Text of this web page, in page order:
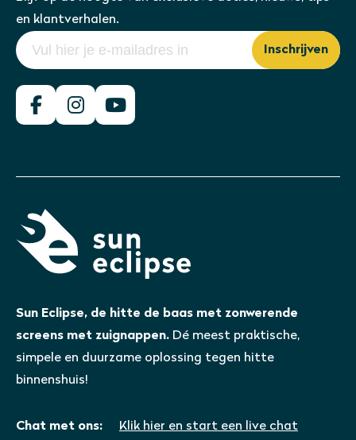
en klantverhalen.
Inschrijven
Sun Eclipse, de hitte de baas met zonwerende
screens met zuignappen. Dé meest praktische,
simpele en duurzame oplossing tegen hitte
binnenshuis!
Chat met ons:
Klik hier en start een live chat